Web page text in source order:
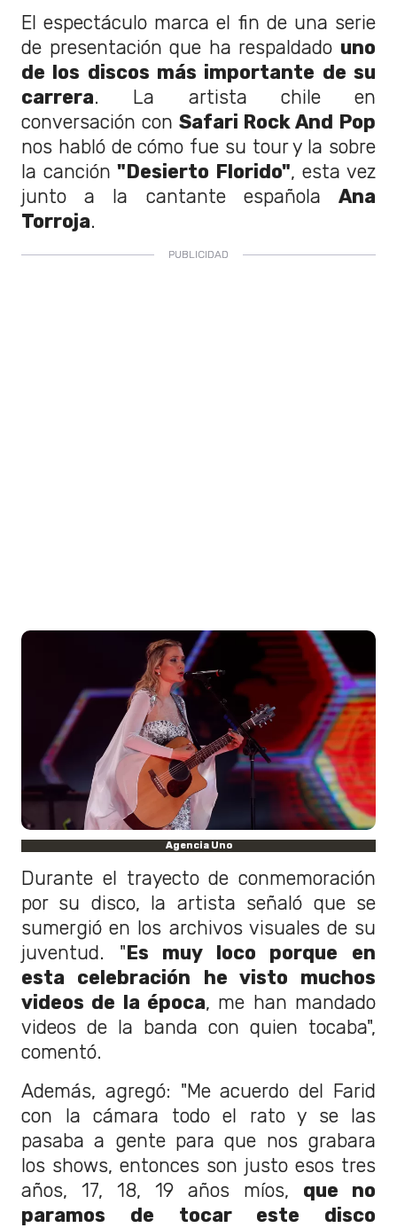
El espectáculo marca el fin de una serie
de presentación que ha respaldado uno
de los discos más importante de su
carrera. La artista chile en
conversación con Safari Rock And Pop
nos habló de cómo fue su tour y la sobre
la canción "Desierto Florido", esta vez
junto a la cantante española Ana
Torroja.
Agencia Uno
Durante el trayecto de conmemoración
por su disco, la artista señaló que se
sumergió en los archivos visuales de su
juventud. " Es muy loco porque en
esta celebración he visto muchos
videos de la época, me han mandado
videos de la banda con quien tocaba",
comentó.
Además, agregó: "Me acuerdo del Farid
con la cámara todo el rato y se las
pasaba a gente para que nos grabara
los shows, entonces son justo esos tres
años, 17, 18, 19 años míos,
que no
paramos de tocar este disco